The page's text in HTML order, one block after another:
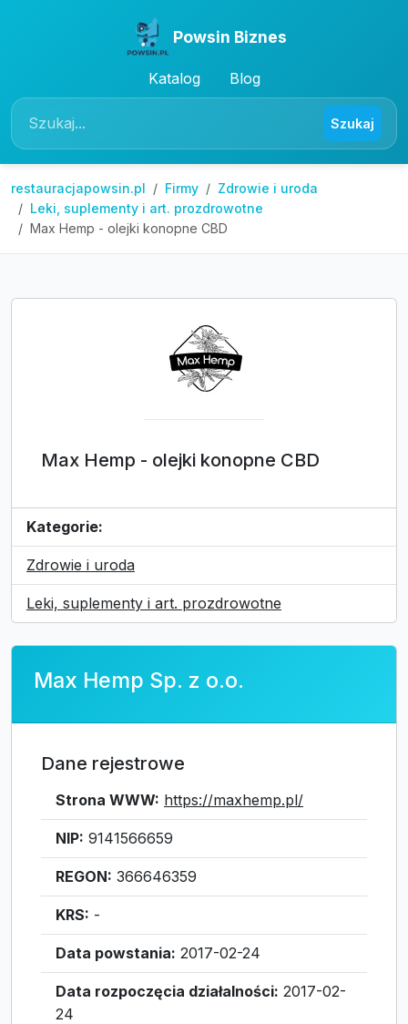
Powsin Biznes
Katalog Blog
Szukaj
restauracjapowsin.pl Firmy
Zdrowie i uroda
Leki, suplementy i art. prozdrowotne
Max Hemp - olejki konopne CBD
Max Hemp - olejki konopne CBD
Kategorie:
Zdrowie i uroda
Leki, suplementy i art. prozdrowotne
Max Hemp Sp. z o.o.
Dane rejestrowe
Strona WWW: https://maxhemp.pl/
NIP: 9141566659
REGON: 366646359
KRS: -
Data powstania: 2017-02-24
Data rozpoczęcia działalności: 2017-02-
24